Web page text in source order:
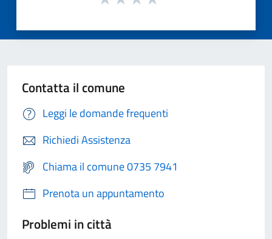
Contatta il comune
Leggi le domande frequenti
Richiedi Assistenza
Chiama il comune 0735 7941
Prenota un appuntamento
Problemi in città